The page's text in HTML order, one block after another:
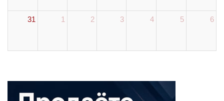
31 1 2 3 4 5 6